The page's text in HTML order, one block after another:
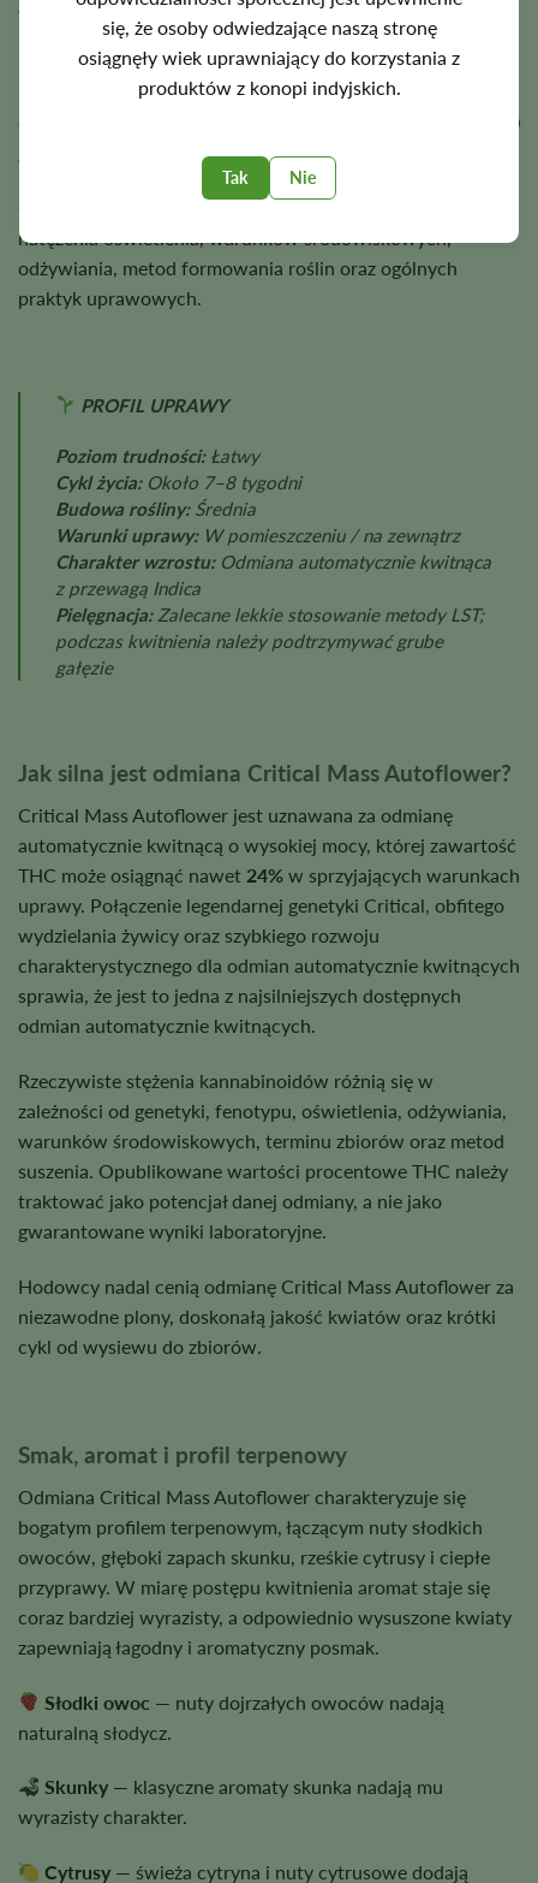
się, że osoby odwiedzające naszą stronę
osiągnęły wiek uprawniający do korzystania z
produktów z konopi indyjskich.
Tak Nie
automatycznie kwitnących.
Rośliny osiągają zazwyczaj wysokość3–4 stóp, a w uprawie
indoor dają plon około400 g/m², natomiast w uprawie
outdoor, w sprzyjających warunkach uprawy, nawet do
400
Ostateczne plony różnią się w zależności od genetyki,
natężenia oświetlenia, warunków środowiskowych,
odżywiania, metod formowania roślin oraz ogólnych
praktyk uprawowych.
PROFIL UPRAWY
Poziom trudności:Łatwy
Cykl życia:Około 7–8 tygodni
Budowa rośliny:Średnia
Warunki uprawy:W pomieszczeniu / na zewnątrz
Charakter wzrostu:Odmiana automatycznie kwitnąca
z przewagą Indica
Pielęgnacja:Zalecane lekkie stosowanie metody LST;
podczas kwitnienia należy podtrzymywać grube
gałęzie
Jak silna jest odmiana Critical Mass Autoflower?
Critical Mass Autoflower jest uznawana za odmianę
automatycznie kwitnącą o wysokiej mocy, której zawartość
THC może osiągnąć nawet 24% w sprzyjających warunkach
uprawy. Połączenie legendarnej genetyki Critical, obfitego
wydzielania żywicy oraz szybkiego rozwoju
charakterystycznego dla odmian automatycznie kwitnących
sprawia, że jest to jedna z najsilniejszych dostępnych
odmian automatycznie kwitnących.
Rzeczywiste stężenia kannabinoidów różnią się w
zależności od genetyki, fenotypu, oświetlenia, odżywiania,
warunków środowiskowych, terminu zbiorów oraz metod
suszenia. Opublikowane wartości procentowe THC należy
traktować jako potencjał danej odmiany, a nie jako
gwarantowane wyniki laboratoryjne.
Hodowcy nadal cenią odmianę Critical Mass Autoflower za
niezawodne plony, doskonałą jakość kwiatów oraz krótki
cykl od wysiewu do zbiorów.
Smak, aromat i profil terpenowy
Odmiana Critical Mass Autoflower charakteryzuje się
bogatym profilem terpenowym, łączącym nuty słodkich
owoców, głęboki zapach skunku, rześkie cytrusy i ciepłe
przyprawy. W miarę postępu kwitnienia aromat staje się
coraz bardziej wyrazisty, a odpowiednio wysuszone kwiaty
zapewniają łagodny i aromatyczny posmak.
Słodki owoc — nuty dojrzałych owoców nadają
naturalną słodycz.
Skunky — klasyczne aromaty skunka nadają mu
wyrazisty charakter.
Cytrusy — świeża cytryna i nuty cytrusowe dodają